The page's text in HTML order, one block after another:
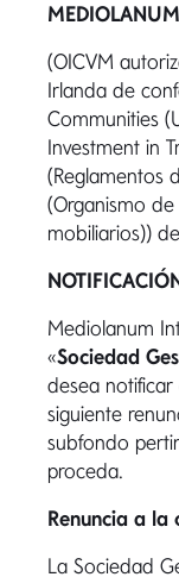
(OICVM
Irlanda de
Communities
Investment in
(Reglamentos
(Organismo
mobiliarios))
Mediolanum
«Sociedad
desea notificar
siguiente
subfondo
proceda.
Renuncia a
La Sociedad